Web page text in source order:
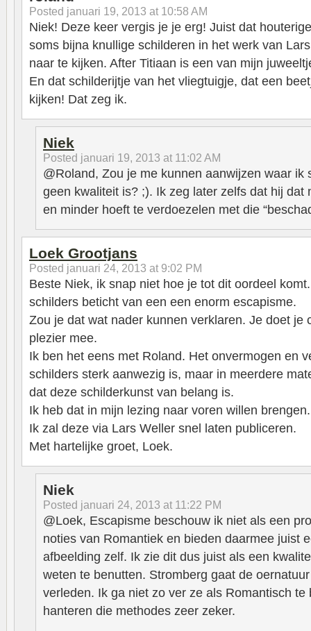
Posted januari 19, 2013 at 10:58 AM
Niek! Deze keer vergis je je erg! Juist dat
soms bijna knullige schilderen in het werk van
naar te kijken. After Titiaan is een van mijn
En dat schilderijtje van het vliegtuigje, dat een
kijken! Dat zeg ik.
Niek
Posted januari 19, 2013 at 11:02 AM
@Roland, Zou je me kunnen aanwijzen waar ik
geen kwaliteit is? ;). Ik zeg later zelfs dat hij dat
en minder hoeft te verdoezelen met die
Loek Grootjans
Posted januari 24, 2013 at 9:02 PM
Beste Niek, ik snap niet hoe je tot dit oordeel
schilders beticht van een een enorm escapisme.
Zou je dat wat nader kunnen verklaren. Je doet je
plezier mee.
Ik ben het eens met Roland. Het onvermogen en
schilders sterk aanwezig is, maar in meerdere
dat deze schilderkunst van belang is.
Ik heb dat in mijn lezing naar voren willen brengen.
Ik zal deze via Lars Weller snel laten publiceren.
Met hartelijke groet, Loek.
Niek
Posted januari 24, 2013 at 11:22 PM
@Loek, Escapisme beschouw ik niet als een
noties van Romantiek en bieden daarmee juist
afbeelding zelf. Ik zie dit dus juist als een
weten te benutten. Stromberg gaat de
verleden. Ik ga niet zo ver ze als Romantisch te
hanteren die methodes zeer zeker.